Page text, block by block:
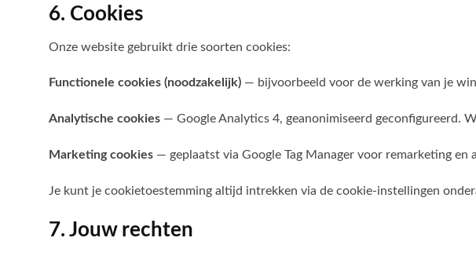
6. Cookies
Onze website gebruikt drie soorten cookies:
Functionele cookies (noodzakelijk) — bijvoorbeeld voor de werking van je
Analytische cookies — Google Analytics 4, geanonimiseerd geconfigureerd.
Marketing cookies — geplaatst via Google Tag Manager voor remarketing
Je kunt je cookietoestemming altijd intrekken via de cookie-instellingen
7. Jouw rechten